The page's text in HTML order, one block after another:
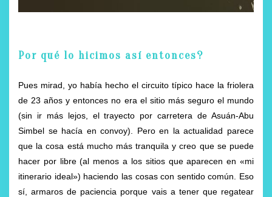
Por qué lo hicimos así entonces?
Pues mirad, yo había hecho el circuito típico hace la friolera
de 23 años y entonces no era el sitio más seguro el mundo
(sin ir más lejos, el trayecto por carretera de Asuán-Abu
Simbel se hacía en convoy). Pero en la actualidad parece
que la cosa está mucho más tranquila y creo que se puede
hacer por libre (al menos a los sitios que aparecen en «mi
itinerario ideal») haciendo las cosas con sentido común. Eso
sí, armaros de paciencia porque vais a tener que regatear